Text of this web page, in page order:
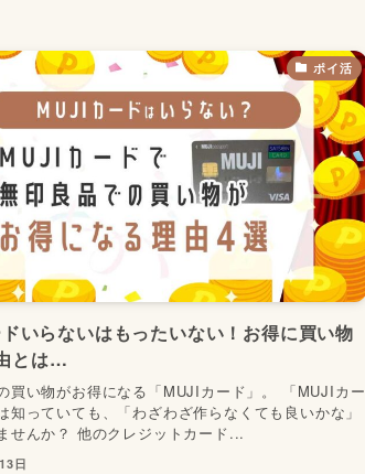
ポイ活
いらないはもったいない！お得に買い物
とは…
買い物がお得になる「MUJIカード」。 「MUJIカー
知っていても、「わざわざ作らなくても良いかな」
せんか？ 他のクレジットカード...
日